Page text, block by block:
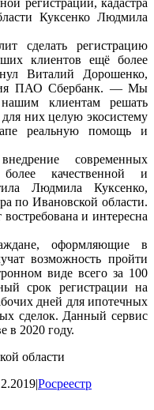
регистрации, кадастра
Куксенко Людмила
сделать регистрацию
клиентов ещё более
Виталий Дорошенко,
ПАО Сбербанк. — Мы
клиентам решать
них целую экосистему
реальную помощь и
современных
качественной и
Людмила Куксенко,
по Ивановской области.
и интересна
оформляющие в
возможность пройти
виде всего за 100
срок регистрации на
дней для ипотечных
сделок. Данный сервис
в 2020 году.
области
|Росреестр